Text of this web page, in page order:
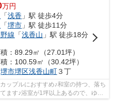
万円
「浅香 」駅 徒歩4分
「堺市 」駅 徒歩11分
線 「浅香山 」駅 徒歩18分
：89.29㎡（27.01坪）
：100.59㎡（30.42坪）
堺市堺区浅香山町３丁
ップルにおすすめ♪和室の持つ、落ち
ます♪浴室が1坪以上あるので、ゆっ